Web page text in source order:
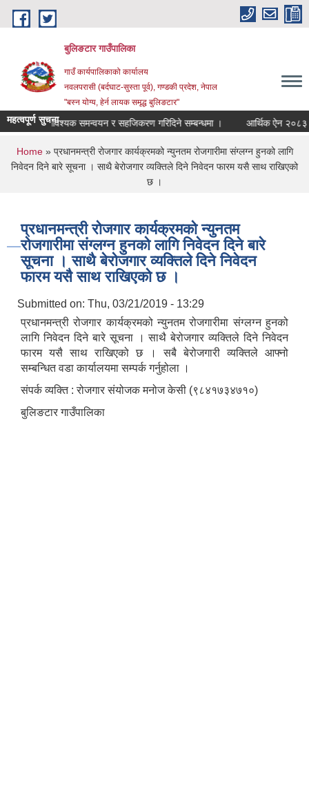
Skip to main content
बुलिङटार गाउँपालिका
गाउँ कार्यपालिकाको कार्यालय
नवलपरासी (बर्दघाट-सुस्ता पूर्व), गण्डकी प्रदेश, नेपाल
"बस्न योग्य, हेर्न लायक समृद्ध बुलिङटार"
महत्वपूर्ण सुचना
आवश्यक समन्वयन र सहजिकरण गरिदिने सम्बन्धमा । आर्थिक ऐन २०८३।०८४
You are here
Home» प्रधानमन्त्री रोजगार कार्यक्रमको न्युनतम रोजगारीमा संग्लग्न हुनको लागि
निवेदन दिने बारे सूचना । साथै बेरोजगार व्यक्तिले दिने निवेदन फारम यसै साथ राखिएको
छ ।
प्रधानमन्त्री रोजगार कार्यक्रमको न्युनतम
रोजगारीमा संग्लग्न हुनको लागि निवेदन दिने बारे
सूचना । साथै बेरोजगार व्यक्तिले दिने निवेदन
फारम यसै साथ राखिएको छ ।
Submitted on: Thu, 03/21/2019 - 13:29
प्रधानमन्त्री रोजगार कार्यक्रमको न्युनतम रोजगारीमा संग्लग्न हुनको
लागि निवेदन दिने बारे सूचना । साथै बेरोजगार व्यक्तिले दिने निवेदन
फारम यसै साथ राखिएको छ । सबै बेरोजगारी व्यक्तिले आफ्नो
सम्बन्धित वडा कार्यालयमा सम्पर्क गर्नुहोला ।
संपर्क व्यक्ति : रोजगार संयोजक मनोज केसी (९८४१७३४७१०)
बुलिङटार गाउँपालिका